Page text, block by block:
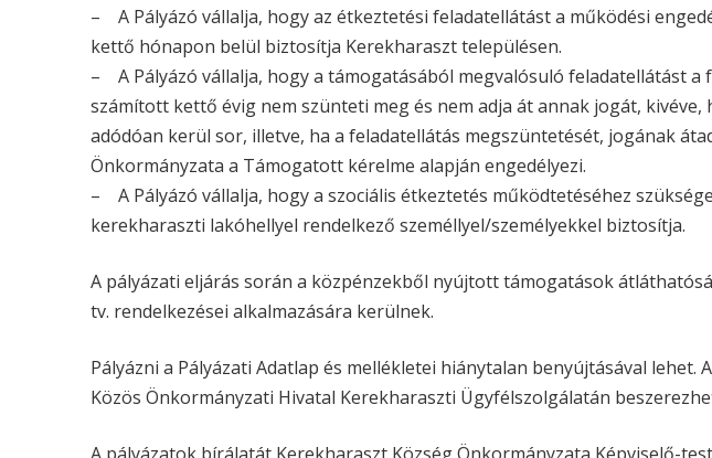
– A Pályázó vállalja, hogy az étkeztetési feladatellátást a működési
kettő hónapon belül biztosítja Kerekharaszt településen.
– A Pályázó vállalja, hogy a támogatásából megvalósuló feladatellátást a
számított kettő évig nem szünteti meg és nem adja át annak jogát,
adódóan kerül sor, illetve, ha a feladatellátás megszüntetését, jogának
Önkormányzata a Támogatott kérelme alapján engedélyezi.
– A Pályázó vállalja, hogy a szociális étkeztetés működtetéséhez
kerekharaszti lakóhellyel rendelkező személlyel/személyekkel biztosítja.
A pályázati eljárás során a közpénzekből nyújtott támogatások
tv. rendelkezései alkalmazására kerülnek.
Pályázni a Pályázati Adatlap és mellékletei hiánytalan benyújtásával lehet.
Közös Önkormányzati Hivatal Kerekharaszti Ügyfélszolgálatán